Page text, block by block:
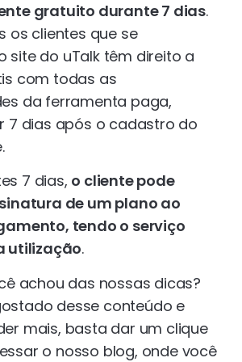
gratuito durante 7 dias.
os clientes que se
site do uTalk têm direito a
com todas as
da ferramenta paga,
7 dias após o cadastro do
7 dias, o cliente pode
de um plano ao
tendo o serviço
utilização.
achou das nossas dicas?
desse conteúdo e
mais, basta dar um clique
o nosso blog, onde você